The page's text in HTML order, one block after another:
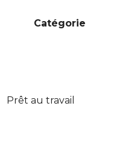
Catégorie
Prêt au travail